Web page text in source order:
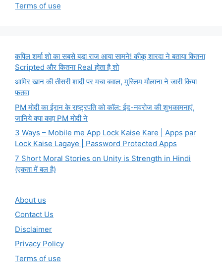
Terms of use
कपिल शर्मा शो का सबसे बड़ा राज आया सामने! कीकू शारदा ने बताया कितना
Scripted और कितना Real होता है शो
आमिर खान की तीसरी शादी पर मचा बवाल, मुस्लिम मौलाना ने जारी किया
फतवा
PM मोदी का ईरान के राष्ट्रपति को कॉल: ईद-नवरोज की शुभकामनाएं,
जानिये क्या कहा PM मोदी ने
3 Ways – Mobile me App Lock Kaise Kare | Apps par
Lock Kaise Lagaye | Password Protected Apps
7 Short Moral Stories on Unity is Strength in Hindi
(एकता में बल है)
About us
Contact Us
Disclaimer
Privacy Policy
Terms of use